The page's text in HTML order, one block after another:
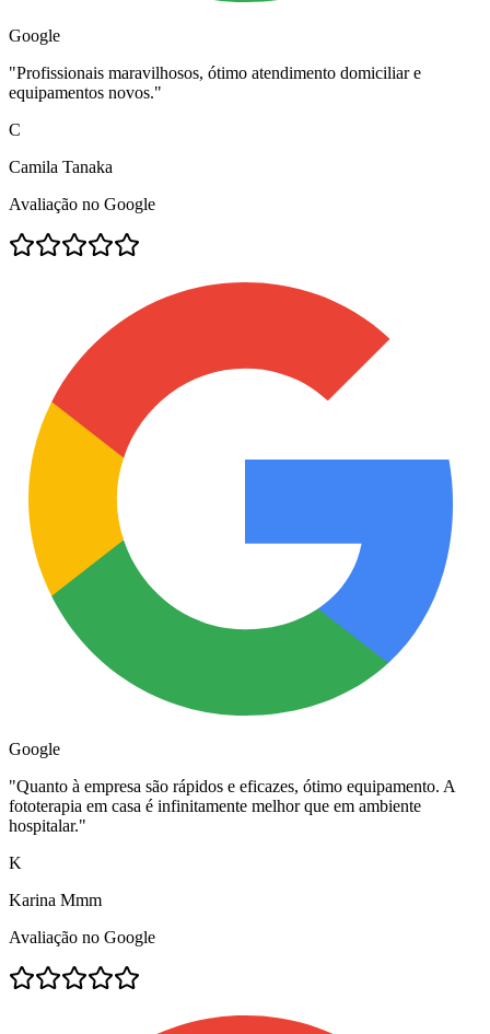
Google
"Profissionais maravilhosos, ótimo atendimento domiciliar e
equipamentos novos."
C
Camila Tanaka
Avaliação no Google
Google
"Quanto à empresa são rápidos e eficazes, ótimo equipamento. A
fototerapia em casa é infinitamente melhor que em ambiente
hospitalar."
K
Karina Mmm
Avaliação no Google